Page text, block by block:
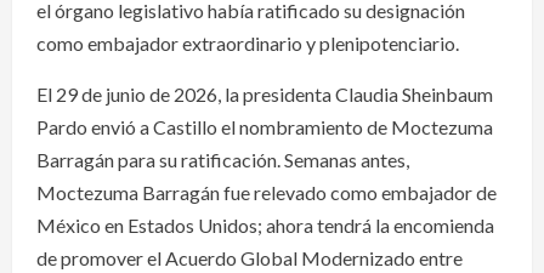
el órgano legislativo había ratificado su designación
como embajador extraordinario y plenipotenciario.
El 29 de junio de 2026, la presidenta Claudia Sheinbaum
Pardo envió a Castillo el nombramiento de Moctezuma
Barragán para su ratificación. Semanas antes,
Moctezuma Barragán fue relevado como embajador de
México en Estados Unidos; ahora tendrá la encomienda
de promover el Acuerdo Global Modernizado entre